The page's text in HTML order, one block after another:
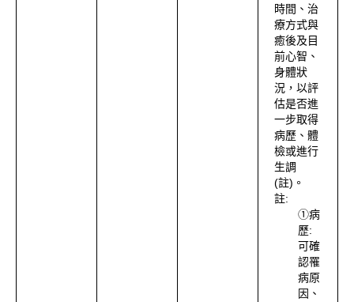
時間、治
療方式與
癒後及目
前心智、
身體狀
況，以評
估是否進
一步取得
病歷、體
檢或進行
生調
(註)。
註:
①病
歷:
可確
認罹
病原
因、